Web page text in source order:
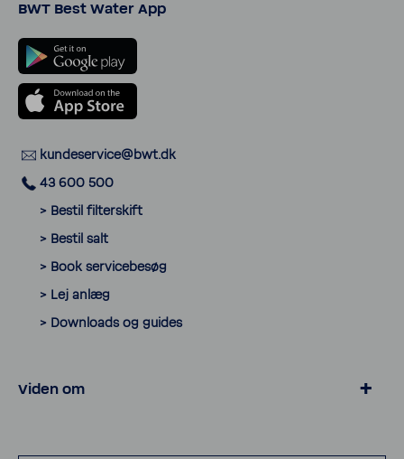
BWT Best Water App
kunde­ser­vice@bwt.dk
43 600 500
> Bestil filter­skift
> Bestil salt
> Book servi­ce­besøg
> Lej anlæg
> Down­loads og guides
Viden om
> Cookies